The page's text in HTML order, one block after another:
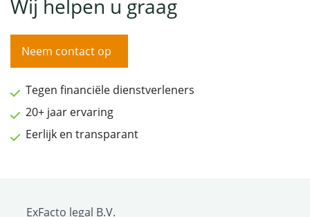
Wij helpen u graag
Neem contact op
Tegen financiële dienstverleners
20+ jaar ervaring
Eerlijk en transparant
ExFacto legal B.V.